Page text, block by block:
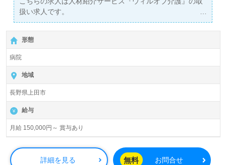
扱い求人です。
詳細に関してお気軽にご相談ください♪
【無料】で皆さんの転職活動をサポートいたします。
形態
病院
地域
長野県上田市
給与
月給 150,000円～ 賞与あり
詳細を見る 無料 お問合せ